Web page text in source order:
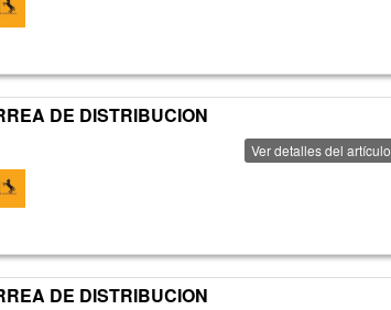
DE DISTRIBUCION
Ver detalles del artículo
DE DISTRIBUCION